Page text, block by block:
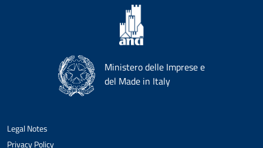
Ministero delle Imprese e
del Made in Italy
Legal Notes
Privacy Policy